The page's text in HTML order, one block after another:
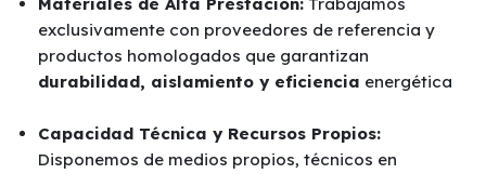
exclusivamente con proveedores de referencia y
productos homologados que garantizan
durabilidad, aislamiento y eficiencia energética
Capacidad Técnica y Recursos Propios:
Disponemos de medios propios, técnicos en